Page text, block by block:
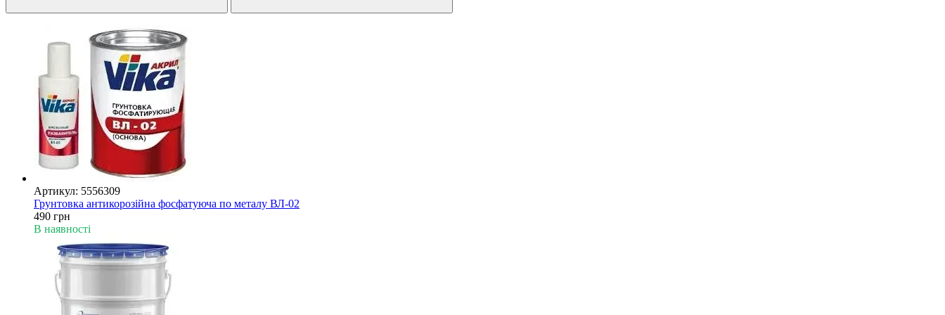
Артикул: 5556309
Грунтовка антикорозійна фосфатуюча по металу ВЛ-02
490 грн
В наявності